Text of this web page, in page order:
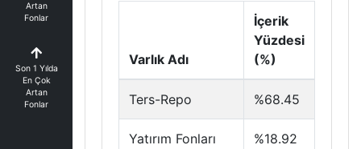
Artan
Fonlar
Son 1 Yılda
En Çok
Artan
Fonlar
Varlık Adı
İçerik
Yüzdesi
(%)
Ters-Repo %68.45
Yatırım Fonları
%18.92